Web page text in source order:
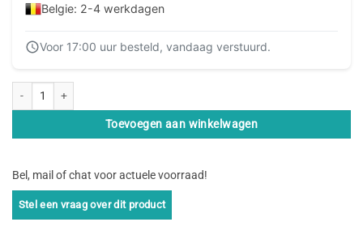
Belgie: 2-4 werkdagen
Voor 17:00 uur besteld, vandaag verstuurd.
Toevoegen aan winkelwagen
Bel, mail of chat voor actuele voorraad!